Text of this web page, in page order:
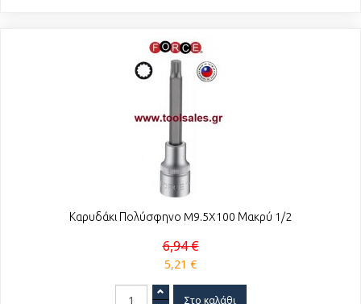
Καρυδάκι Πολύσφηνο M9.5X100 Μακρύ 1/2
6,94 €
5,21 €